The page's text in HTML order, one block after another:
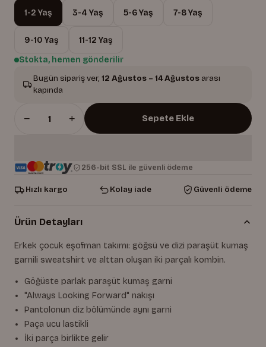
1-2 Yaş 3-4 Yaş 5-6 Yaş 7-8 Yaş
9-10 Yaş
11-12 Yaş
Stokta, hemen gönderilir
Bugün sipariş ver, 12 Ağustos – 14 Ağustos arası
kapında
− + Sepete Ekle
256-bit SSL ile güvenli ödeme
Hızlı kargo Kolay iade Güvenli ödeme
Ürün Detayları
Erkek çocuk eşofman takımı: göğsü ve dizi paraşüt kumaş
garnili sweatshirt ve alttan oluşan iki parçalı kombin.
Göğüste parlak paraşüt kumaş garni
"Always Looking Forward" nakışı
Pantolonun diz bölümünde aynı garni
Paça ucu lastikli
İki parça birlikte gelir